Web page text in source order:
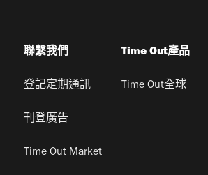
聯繫我們
登記定期通訊
刊登廣告
Time Out Market
Time Out產品
Time Out全球